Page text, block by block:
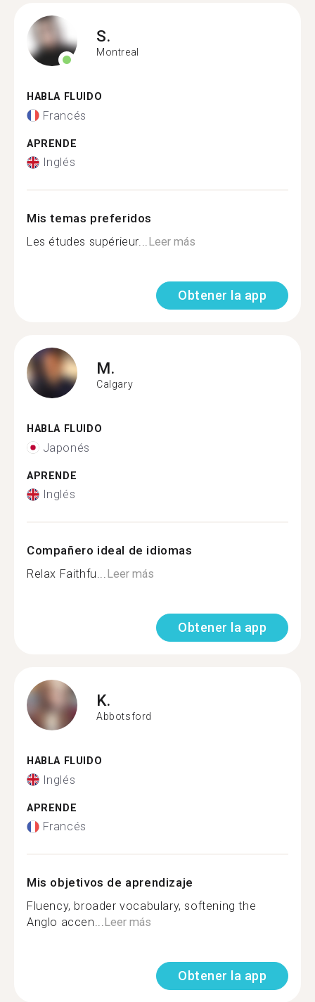
S.
Montreal
HABLA FLUIDO
Francés
APRENDE
Inglés
Mis temas preferidos
Les études supérieur...Leer más
Obtener la app
M.
Calgary
HABLA FLUIDO
Japonés
APRENDE
Inglés
Compañero ideal de idiomas
Relax Faithfu...Leer más
Obtener la app
K.
Abbotsford
HABLA FLUIDO
Inglés
APRENDE
Francés
Mis objetivos de aprendizaje
Fluency, broader vocabulary, softening the
Anglo accen...Leer más
Obtener la app